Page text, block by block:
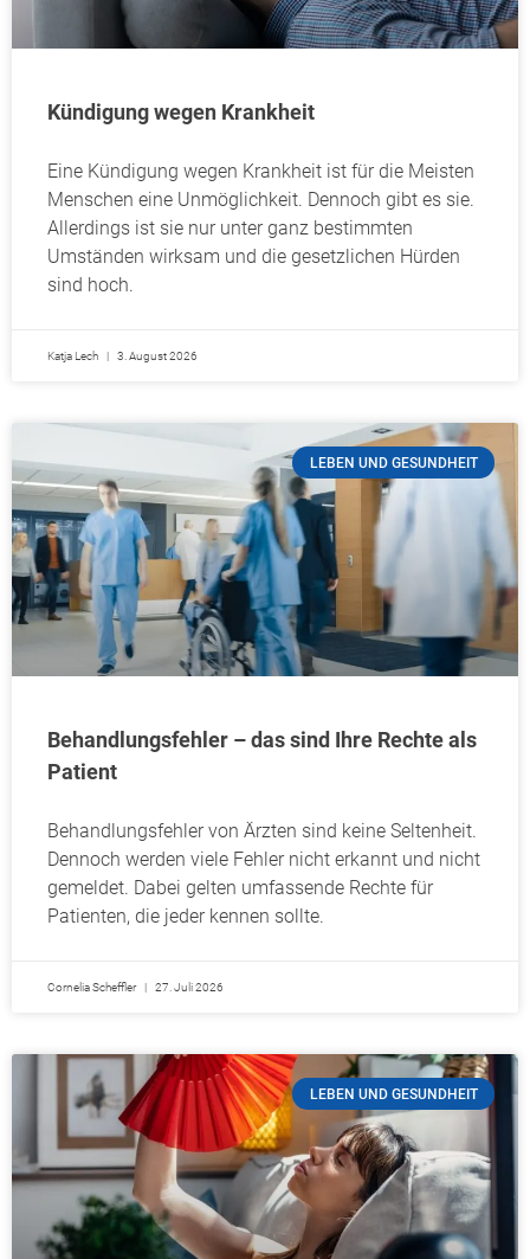
Kündigung wegen Krankheit
Eine Kündigung wegen Krankheit ist für die Meisten
Menschen eine Unmöglichkeit. Dennoch gibt es sie.
Allerdings ist sie nur unter ganz bestimmten
Umständen wirksam und die gesetzlichen Hürden
sind hoch.
Katja Lech 3. August 2026
LEBEN UND GESUNDHEIT
Behandlungsfehler – das sind Ihre Rechte als
Patient
Behandlungsfehler von Ärzten sind keine Seltenheit.
Dennoch werden viele Fehler nicht erkannt und nicht
gemeldet. Dabei gelten umfassende Rechte für
Patienten, die jeder kennen sollte.
Cornelia Scheffler 27. Juli 2026
LEBEN UND GESUNDHEIT